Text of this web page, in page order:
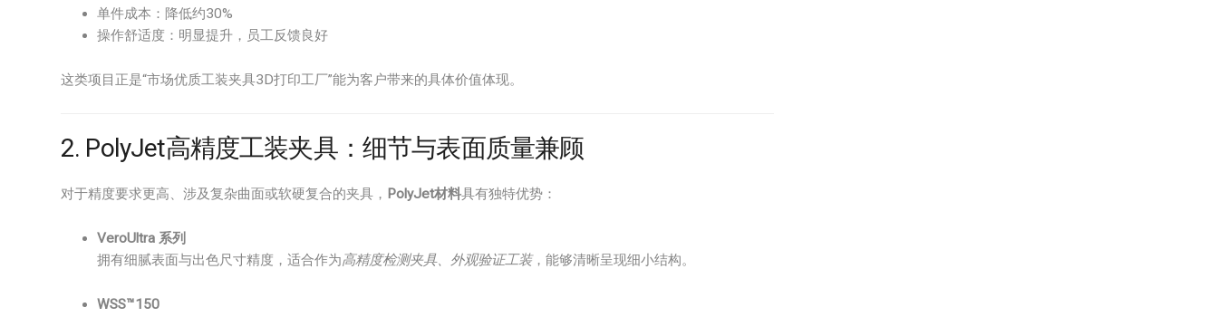
单件成本：降低约30%
操作舒适度：明显提升，员工反馈良好
这类项目正是“市场优质工装夹具3D打印工厂”能为客户带来的具体价值体现。
2. PolyJet高精度工装夹具：细节与表面质量兼顾
对于精度要求更高、涉及复杂曲面或软硬复合的夹具， PolyJet材料具有独特优势：
VeroUltra 系列
拥有细腻表面与出色尺寸精度，适合作为高精度检测夹具、外观验证工装，能够清晰呈现细小结构。
WSS™150